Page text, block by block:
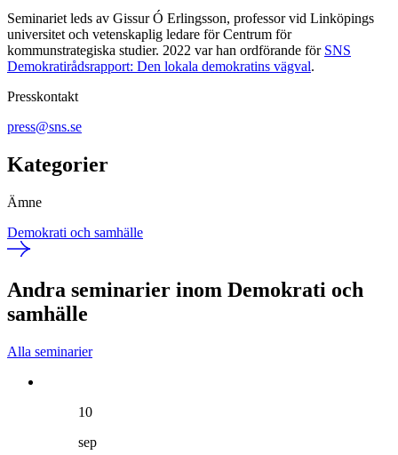
Seminariet leds av Gissur Ó Erlingsson, professor vid Linköpings
universitet och vetenskaplig ledare för Centrum för
kommunstrategiska studier. 2022 var han ordförande för SNS
Demokratirådsrapport: Den lokala demokratins vägval.
Presskontakt
press@sns.se
Kategorier
Ämne
Demokrati och samhälle
Andra seminarier inom Demokrati och
samhälle
Alla seminarier
10
sep